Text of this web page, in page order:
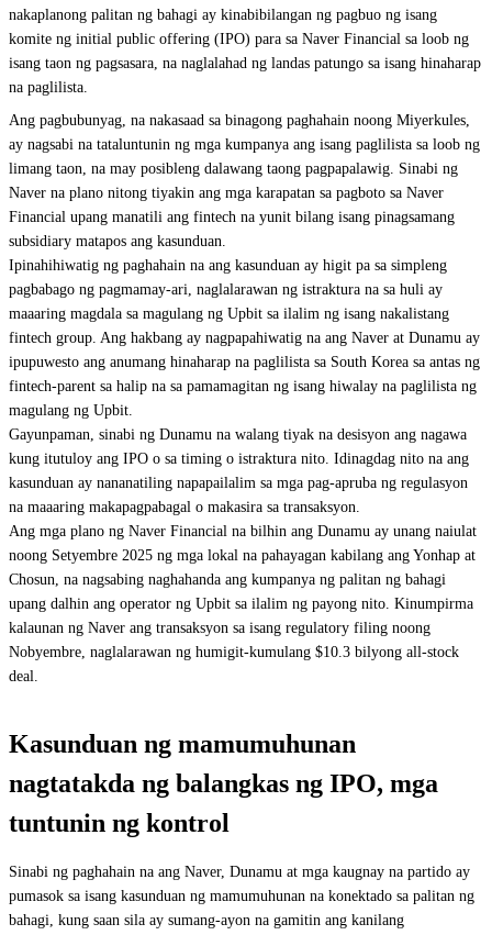
nakaplanong palitan ng bahagi ay kinabibilangan ng pagbuo ng isang
komite ng initial public offering (IPO) para sa Naver Financial sa loob ng
isang taon ng pagsasara, na naglalahad ng landas patungo sa isang hinaharap
na paglilista.
Ang pagbubunyag, na nakasaad sa binagong paghahain noong Miyerkules,
ay nagsabi na tataluntunin ng mga kumpanya ang isang paglilista sa loob ng
limang taon, na may posibleng dalawang taong pagpapalawig. Sinabi ng
Naver na plano nitong tiyakin ang mga karapatan sa pagboto sa Naver
Financial upang manatili ang fintech na yunit bilang isang pinagsamang
subsidiary matapos ang kasunduan.
Ipinahihiwatig ng paghahain na ang kasunduan ay higit pa sa simpleng
pagbabago ng pagmamay-ari, naglalarawan ng istraktura na sa huli ay
maaaring magdala sa magulang ng Upbit sa ilalim ng isang nakalistang
fintech group. Ang hakbang ay nagpapahiwatig na ang Naver at Dunamu ay
ipupuwesto ang anumang hinaharap na paglilista sa South Korea sa antas ng
fintech-parent sa halip na sa pamamagitan ng isang hiwalay na paglilista ng
magulang ng Upbit.
Gayunpaman, sinabi ng Dunamu na walang tiyak na desisyon ang nagawa
kung itutuloy ang IPO o sa timing o istraktura nito. Idinagdag nito na ang
kasunduan ay nananatiling napapailalim sa mga pag-apruba ng regulasyon
na maaaring makapagpabagal o makasira sa transaksyon.
Ang mga plano ng Naver Financial na bilhin ang Dunamu ay unang naiulat
noong Setyembre 2025 ng mga lokal na pahayagan kabilang ang Yonhap at
Chosun, na nagsabing naghahanda ang kumpanya ng palitan ng bahagi
upang dalhin ang operator ng Upbit sa ilalim ng payong nito. Kinumpirma
kalaunan ng Naver ang transaksyon sa isang regulatory filing noong
Nobyembre, naglalarawan ng humigit-kumulang $10.3 bilyong all-stock
deal.
Kasunduan ng mamumuhunan
nagtatakda ng balangkas ng IPO, mga
tuntunin ng kontrol
Sinabi ng paghahain na ang Naver, Dunamu at mga kaugnay na partido ay
pumasok sa isang kasunduan ng mamumuhunan na konektado sa palitan ng
bahagi, kung saan sila ay sumang-ayon na gamitin ang kanilang